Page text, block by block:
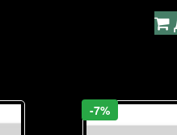
-7%